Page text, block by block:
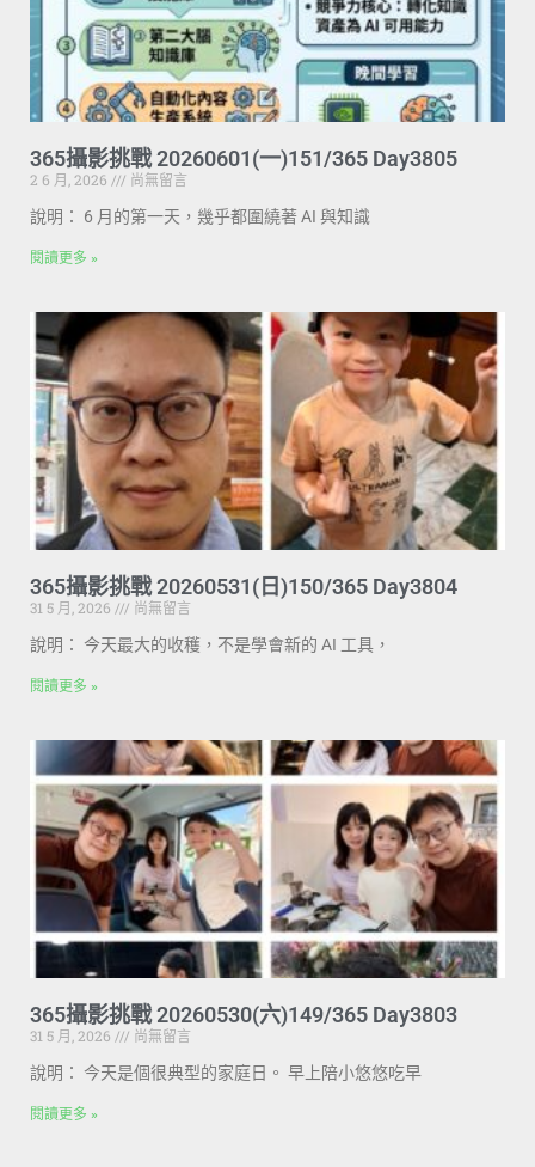
365攝影挑戰 20260601(一)151/365 Day3805
2 6 月, 2026
尚無留言
說明： 6 月的第一天，幾乎都圍繞著 AI 與知識
閱讀更多 »
365攝影挑戰 20260531(日)150/365 Day3804
31 5 月, 2026
尚無留言
說明： 今天最大的收穫，不是學會新的 AI 工具，
閱讀更多 »
365攝影挑戰 20260530(六)149/365 Day3803
31 5 月, 2026
尚無留言
說明： 今天是個很典型的家庭日。 早上陪小悠悠吃早
閱讀更多 »